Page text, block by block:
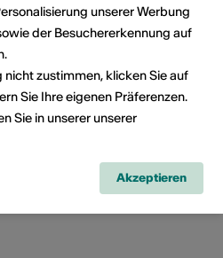
unserer Werbung
der Besuchererkennung auf
nicht zustimmen, klicken Sie auf
Sie Ihre eigenen Präferenzen.
Sie in unserer unserer
Akzeptieren